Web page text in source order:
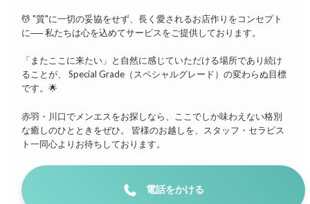
💆 "質"に一切の妥協をせず、長く愛されるお店作りをコンセプト
に── 私たちは心を込めてサービスをご提供しております。
「またここに来たい」と自然に感じていただける場所であり続け
ることが、 Special Grade（スペシャルグレード）の変わらぬ目標
です。🌟
赤羽・川口でメンエスをお探しなら、ここでしか味わえない格別
な癒しのひとときをぜひ。 皆様のお越しを、スタッフ・セラピス
ト一同心よりお待ちしております。
電話をかける